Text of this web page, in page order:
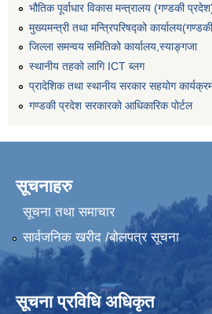
भौतिक पूर्वाधार विकास मन्त्रालय (गण्डकी
मुख्यमन्त्री तथा मन्त्रिपरिषद्को
जिल्ला समन्वय समितिको कार्यालय,स्याङ्गजा
स्थानीय तहको लागि ICT ब्लग
प्रादेशिक तथा स्थानीय सरकार सहयोग
गण्डकी प्रदेश सरकारको आधिकारिक पोर्टल
सूचनाहरु
सूचना तथा समाचार
सार्वजनिक खरीद /बोलपत्र सूचना
सूचना प्रविधि अधिकृत